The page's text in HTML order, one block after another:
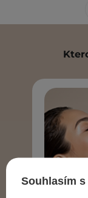
Souhlasím